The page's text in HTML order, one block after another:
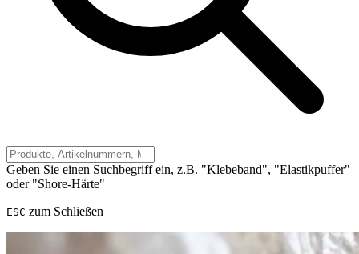
Geben Sie einen Suchbegriff ein, z.B. "Klebeband", "Elastikpuffer"
oder "Shore-Härte"
ESC zum Schließen